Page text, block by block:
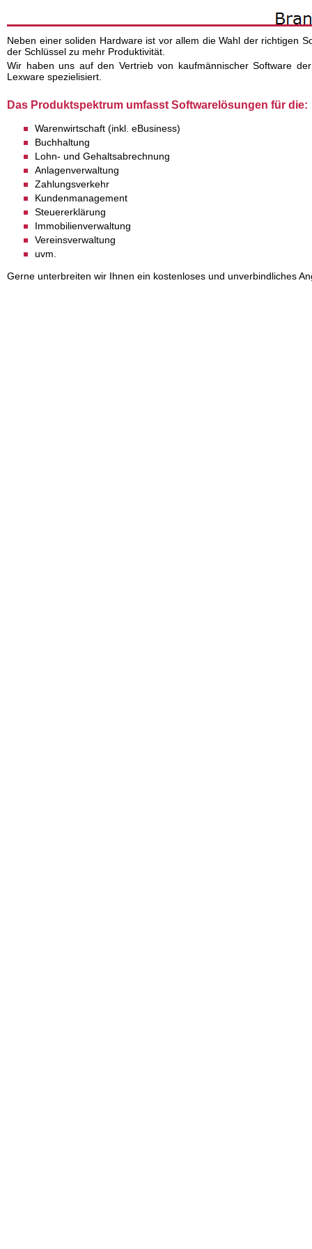
Neben einer soliden Hardware ist vor allem die Wahl der richtigen
der Schlüssel zu mehr Produktivität.
Wir haben uns auf den Vertrieb von kaufmännischer Software
Lexware spezielisiert.
Das Produktspektrum umfasst Softwarelösungen für die:
Warenwirtschaft (inkl. eBusiness)
Buchhaltung
Lohn- und Gehaltsabrechnung
Anlagenverwaltung
Zahlungsverkehr
Kundenmanagement
Steuererklärung
Immobilienverwaltung
Vereinsverwaltung
uvm.
Gerne unterbreiten wir Ihnen ein kostenloses und unverbindliches